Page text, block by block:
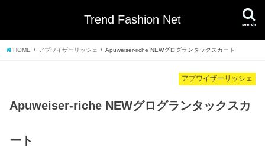
Trend Fashion Net search
HOME アプワイザーリッシェ Apuweiser-riche NEWグログランタックスカート
アプワイザーリッシェ
Apuweiser-riche NEWグログランタックスカ
ート